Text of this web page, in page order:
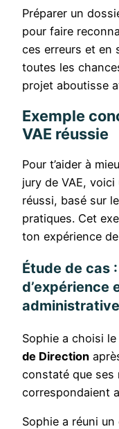
Préparer un
pour faire
ces erreurs et en
toutes les
projet aboutisse
Exemple
VAE réussie
Pour t’aider à
jury de VAE,
réussi, basé sur
pratiques. Cet
ton expérience
Étude de cas
d’expérience
administrative
Sophie a choisi
de Direction
constaté que ses
correspondaient
Sophie a réuni